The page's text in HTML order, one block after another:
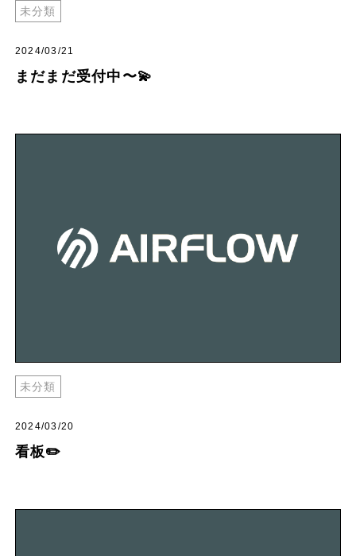
未分類
2024/03/21
まだまだ受付中〜💫
未分類
2024/03/20
看板✏️